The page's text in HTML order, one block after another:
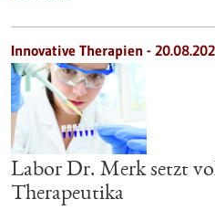
Innovative Therapien -
Labor Dr. Merk setzt
Therapeutika